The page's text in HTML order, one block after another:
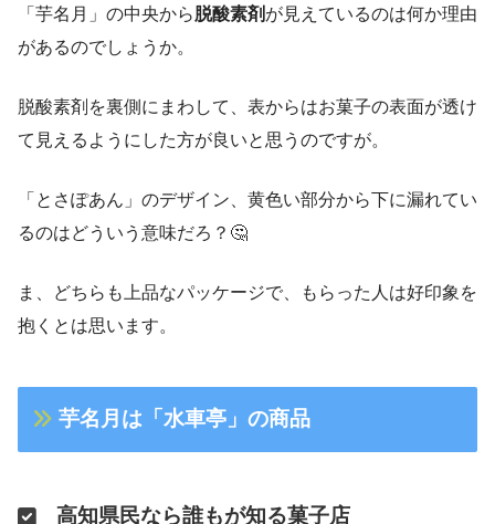
「芋名月」の中央から脱酸素剤 が見えているのは何か理由
があるのでしょうか。
脱酸素剤を裏側にまわして、表からはお菓子の表面が透け
て見えるようにした方が良いと思うのですが。
「とさぽあん」のデザイン、黄色い部分から下に漏れてい
るのはどういう意味だろ？🤔
ま、どちらも上品なパッケージで、もらった人は好印象を
抱くとは思います。
芋名月は「水車亭」の商品
高知県民なら誰もが知る菓子店